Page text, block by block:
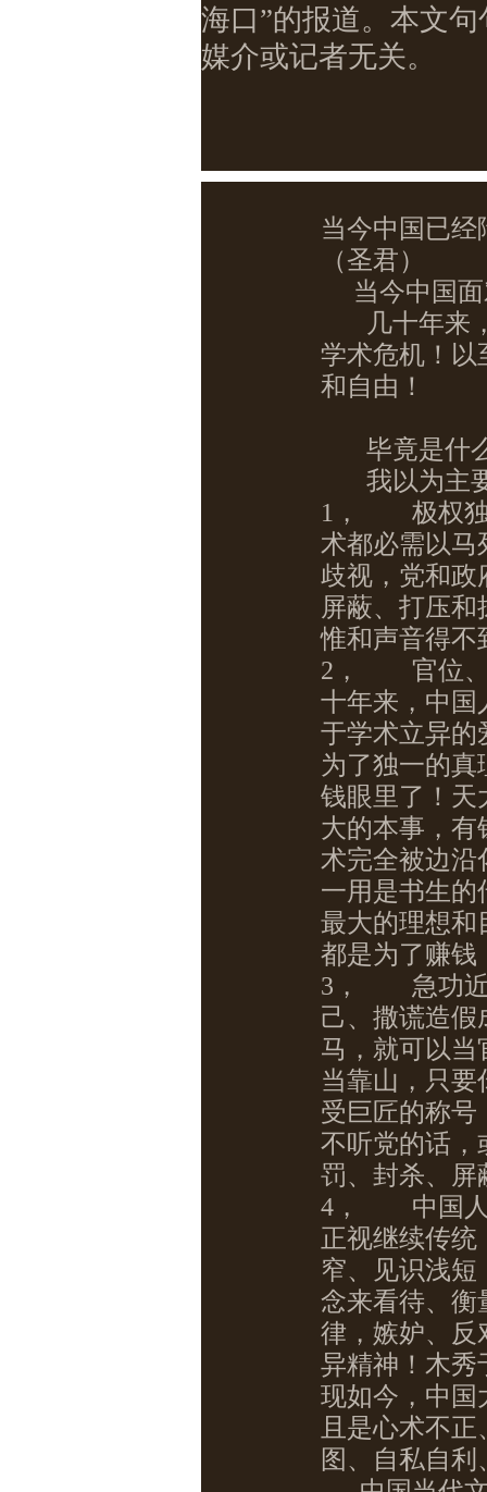
海口”的报道。本文
媒介或记者无关。
当今中国已
（圣君）
当今中国
几十年来
学术危机！以
和自由！
毕竟是什
我以为主
1，
极权
术都必需以马
歧视，党和政
屏蔽、打压
惟和声音得不
2，
官位
十年来，中国
于学术立异的
为了独一的
钱眼里了！天
大的本事，有
术完全被边沿
一用是书生的
最大的理想和
都是为了赚钱
3，
急功
己、撒谎造假
马，就可以当
当靠山，只
受巨匠的称号
不听党的话，
罚、封杀、屏
4，
中国
正视继续传统
窄、见识浅
念来看待、衡
律，嫉妒、反
异精神！木秀
现如今，中国
且是心术不
图、自私自